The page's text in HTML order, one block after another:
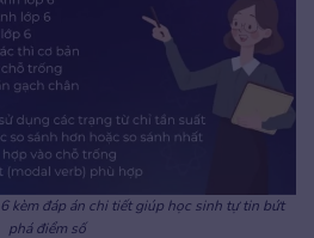
kèm đáp án chi tiết giúp học sinh tự tin bứt
phá điểm số